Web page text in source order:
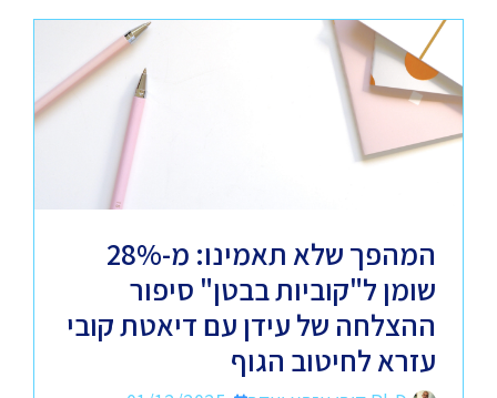
המהפך שלא תאמינו: מ-28%
שומן ל"קוביות בבטן" סיפור
ההצלחה של עידן עם דיאטת קובי
עזרא לחיטוב הגוף